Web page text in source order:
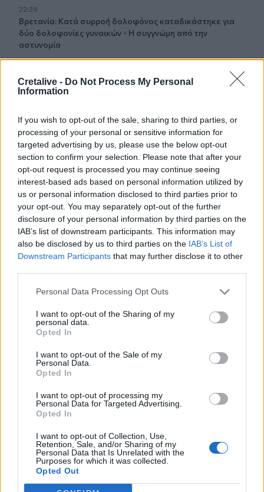
Cretalive - Do Not Process My Personal
Information
If you wish to opt-out of the sale, sharing to third parties, or
processing of your personal or sensitive information for
targeted advertising by us, please use the below opt-out
section to confirm your selection. Please note that after your
opt-out request is processed you may continue seeing
interest-based ads based on personal information utilized by
us or personal information disclosed to third parties prior to
your opt-out. You may separately opt-out of the further
disclosure of your personal information by third parties on the
IAB’s list of downstream participants. This information may
also be disclosed by us to third parties on the IAB’s List of
Downstream Participants that may further disclose it to other
Personal Data Processing Opt Outs
I want to opt-out of the Sharing of my
personal data.
Opted In
I want to opt-out of the Sale of my
Personal Data.
Opted In
I want to opt-out of processing my
Personal Data for Targeted Advertising.
Opted In
I want to opt-out of Collection, Use,
Retention, Sale, and/or Sharing of my
Personal Data that Is Unrelated with the
Purposes for which it was collected.
Opted Out
22:39
Βρετανία: Κατά συρροή δολοφόνος καταδικάστηκε για
δύο δολοφονίες γυναικών - Η συγγνώμη από την
αστυνομία
Πανεπιστήμιο Κρήτης: 3,35 εκατ. ευρώ από το Υπουργείο
Παιδείας, για το στεγαστικό επίδομα των φοιτητών
22:22
Ηράκλειο: “Σκουπίδια κατάχαμα, μια ψησταριά στο
πουθενά κι ένα αμάξι παρατημένο στο πάρκο”
22:03
Καιρός: “Πορτοκαλί” συναγερμός στην Κρήτη - Ζέστη και
πολύ υψηλός κίνδυνος πυρκαγιάς!
22:02
Σφοδρή επίθεση κατά Καρυστιανού-Γρατσία από πρώην
στελέχη: «Συνεχής εσωστρέφεια και τραγικά
επικοινωνιακά λάθη»
ΠΕΡΙΣΣΟΤΕΡΑ
ΣΧΕΤΙΚA AΡΘΡΑ
Ενές Καντέρ: Ο Τούρκος πρώην σέντερ δηλώνει
ΚΟΣΜΟΣ 23:38
παίξει στο... WNBA
Στενά του Ορμούζ: Οι ΗΠΑ «βλέπουν» σύντομα
ΚΟΣΜΟΣ 23:31